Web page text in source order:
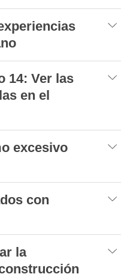
14: Ver las
en el
excesivo
con
la